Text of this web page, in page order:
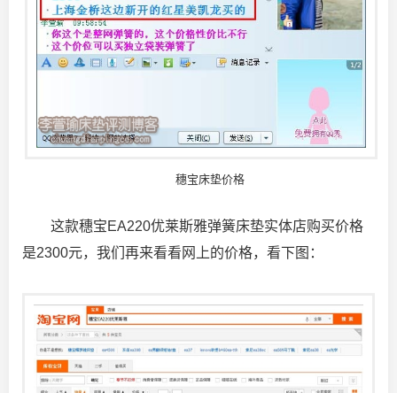
穗宝床垫价格
这款穗宝EA220优莱斯雅弹簧床垫实体店购买价格
是2300元，我们再来看看网上的价格，看下图：